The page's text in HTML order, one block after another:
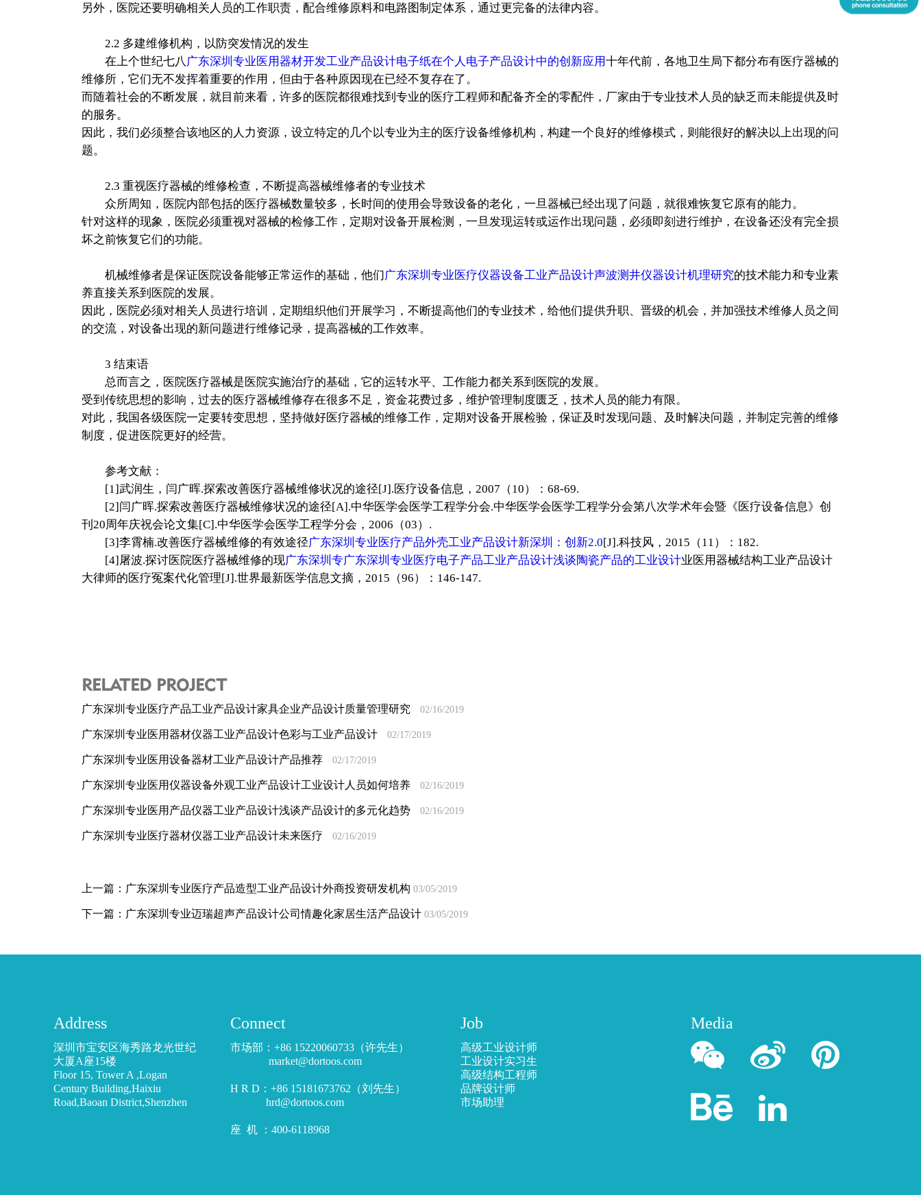
另外，医院还要明确相关人员的工作职责，配合维修原料和电路图制定体系，通过更完备的法律内容。
2.2 多建维修机构，以防突发情况的发生
在上个世纪七八广东深圳专业医用器材开发工业产品设计电子纸在个人电子产品设计中的创新应用十年代前，各地卫生局下都分布有医疗器械的
维修所，它们无不发挥着重要的作用，但由于各种原因现在已经不复存在了。
而随着社会的不断发展，就目前来看，许多的医院都很难找到专业的医疗工程师和配备齐全的零配件，厂家由于专业技术人员的缺乏而未能提供及时
的服务。
因此，我们必须整合该地区的人力资源，设立特定的几个以专业为主的医疗设备维修机构，构建一个良好的维修模式，则能很好的解决以上出现的问
题。
2.3 重视医疗器械的维修检查，不断提高器械维修者的专业技术
众所周知，医院内部包括的医疗器械数量较多，长时间的使用会导致设备的老化，一旦器械已经出现了问题，就很难恢复它原有的能力。
针对这样的现象，医院必须重视对器械的检修工作，定期对设备开展检测，一旦发现运转或运作出现问题，必须即刻进行维护，在设备还没有完全损
坏之前恢复它们的功能。
机械维修者是保证医院设备能够正常运作的基础，他们 广东深圳专业医疗仪器设备工业产品设计声波测井仪器设计机理研究的技术能力和专业素
养直接关系到医院的发展。
因此，医院必须对相关人员进行培训，定期组织他们开展学习，不断提高他们的专业技术，给他们提供升职、晋级的机会，并加强技术维修人员之间
的交流，对设备出现的新问题进行维修记录，提高器械的工作效率。
3 结束语
总而言之，医院医疗器械是医院实施治疗的基础，它的运转水平、工作能力都关系到医院的发展。
受到传统思想的影响，过去的医疗器械维修存在很多不足，资金花费过多，维护管理制度匮乏，技术人员的能力有限。
对此，我国各级医院一定要转变思想，坚持做好医疗器械的维修工作，定期对设备开展检验，保证及时发现问题、及时解决问题，并制定完善的维修
制度，促进医院更好的经营。
参考文献：
[1]武润生，闫广晖.探索改善医疗器械维修状况的途径[J].医疗设备信息，2007（10）：68-69.
[2]闫广晖.探索改善医疗器械维修状况的途径[A].中华医学会医学工程学分会.中华医学会医学工程学分会第八次学术年会暨《医疗设备信息》创
刊20周年庆祝会论文集[C].中华医学会医学工程学分会，2006（03）.
[3]李霄楠.改善医疗器械维修的有效途径广东深圳专业医疗产品外壳工业产品设计新深圳：创新2.0[J].科技风，2015（11）：182.
[4]屠波.探讨医院医疗器械维修的现广东深圳专广东深圳专业医疗电子产品工业产品设计浅谈陶瓷产品的工业设计业医用器械结构工业产品设计
大律师的医疗冤案代化管理[J].世界最新医学信息文摘，2015（96）：146-147.
RELATED PROJECT
广东深圳专业医疗产品工业产品设计家具企业产品设计质量管理研究 02/16/2019
广东深圳专业医用器材仪器工业产品设计色彩与工业产品设计 02/17/2019
广东深圳专业医用设备器材工业产品设计产品推荐 02/17/2019
广东深圳专业医用仪器设备外观工业产品设计工业设计人员如何培养 02/16/2019
广东深圳专业医用产品仪器工业产品设计浅谈产品设计的多元化趋势 02/16/2019
广东深圳专业医疗器材仪器工业产品设计未来医疗 02/16/2019
上一篇： 广东深圳专业医疗产品造型工业产品设计外商投资研发机构 03/05/2019
下一篇： 广东深圳专业迈瑞超声产品设计公司情趣化家居生活产品设计03/05/2019
Address
深圳市宝安区海秀路龙光世纪
大厦A座15楼
Floor 15, Tower A ,Logan
Century Building,Haixiu
Road,Baoan District,Shenzhen
Connect
市场部：+86 15220060733（许先生）
market@dortoos.com
H R D：+86 15181673762（刘先生）
hrd@dortoos.com
座 机 ：400-6118968
Job
高级工业设计师
工业设计实习生
高级结构工程师
品牌设计师
市场助理
Media